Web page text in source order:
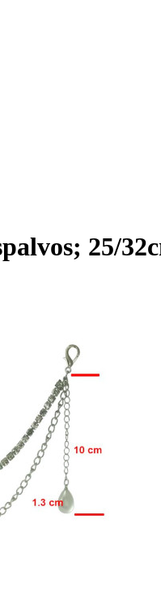
25/